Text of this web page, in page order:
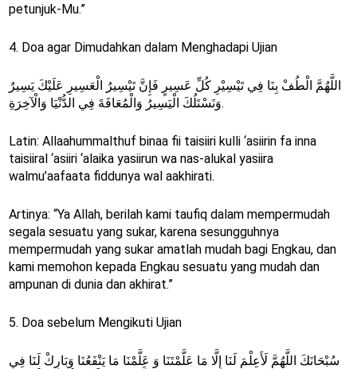
petunjuk-Mu.”
4. Doa agar Dimudahkan dalam Menghadapi Ujian
اللَّهُمَّ الْطُفْ بِنَا فِي تَيْسِيْرِ كُلِّ عَسِيرٍ فَإِنَّ تَيْسِيرُ الْعَسِيرِ عَلَيْكَ يَسِيرٌ
وَنَسْتَلُكَ الْيَسِيرُ وَالْمُعَافَةَ فِي الدُّنْيَا وَالْآخِرَةِ.
Latin: Allaahummalthuf binaa fii taisiiri kulli ‘asiirin fa inna
taisiiral ‘asiiri ‘alaika yasiirun wa nas-alukal yasiira
walmu’aafaata fiddunya wal aakhirati.
Artinya: “Ya Allah, berilah kami taufiq dalam mempermudah
segala sesuatu yang sukar, karena sesungguhnya
mempermudah yang sukar amatlah mudah bagi Engkau, dan
kami memohon kepada Engkau sesuatu yang mudah dan
ampunan di dunia dan akhirat.”
5. Doa sebelum Mengikuti Ujian
سُبْحَانَكَ اللَّهُمَّ لَأَعِلْمَ لَنَا إِلَّا مَا عَلَّمْتَنَا وَ عَلَّمْنَا مَا يَنْفَعُنَا وَبَارِكْ لَنَا فِي